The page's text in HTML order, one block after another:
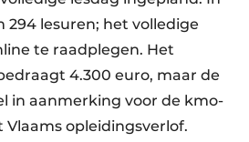
lesuren; het volledige
te raadplegen. Het
4.300 euro, maar de
in aanmerking voor de kmo-
opleidingsverlof.